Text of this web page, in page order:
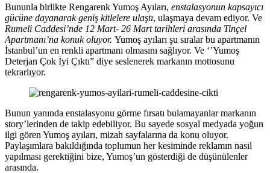
Bununla birlikte Rengarenk Yumoş Ayıları, enstalasyonun kapsayıcı
gücüne dayanarak geniş kitlelere ulaştı, ulaşmaya devam ediyor. Ve
Rumeli Caddesi’nde 12 Mart- 26 Mart tarihleri arasında Tinçel
Apartmanı’na konuk oluyor. Yumoş ayıları şu sıralar bu apartmanın
İstanbul’un en renkli apartmanı olmasını sağlıyor. Ve ‘’Yumoş
Deterjan Çok İyi Çıktı” diye seslenerek markanın mottosunu
tekrarlıyor.
Bunun yanında enstalasyonu görme fırsatı bulamayanlar markanın
story’lerinden de takip edebiliyor. Bu sayede sosyal medyada yoğun
ilgi gören Yumoş ayıları, mizah sayfalarına da konu oluyor.
Paylaşımlara bakıldığında toplumun her kesiminde reklamın nasıl
yapılması gerektiğini bize, Yumoş’un gösterdiği de düşünülenler
arasında.